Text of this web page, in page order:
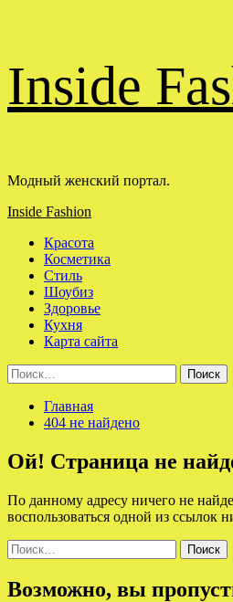
содержимому
Inside
Модный женский портал.
Основное
Inside Fashion
Красота
Косметика
Стиль
Шоубиз
Здоровье
Кухня
Карта сайта
Найти:
Главная
404 не найдено
Ой! Страница не
По данному адресу ничего не
воспользоваться одной из ссылок
Найти:
Возможно, вы